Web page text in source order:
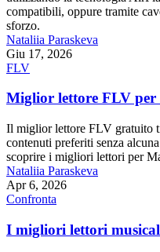
compatibili, oppure tramite
sforzo.
Nataliia Paraskeva
Giu 17, 2026
FLV
Miglior lettore FLV per
Il miglior lettore FLV gratuito
contenuti preferiti senza
scoprire i migliori lettori per
Nataliia Paraskeva
Apr 6, 2026
Confronta
I migliori lettori